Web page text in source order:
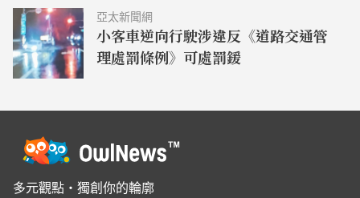
亞太新聞網
小客車逆向行駛涉違反《道路交通管
理處罰條例》可處罰鍰
多元觀點・獨創你的輪廓